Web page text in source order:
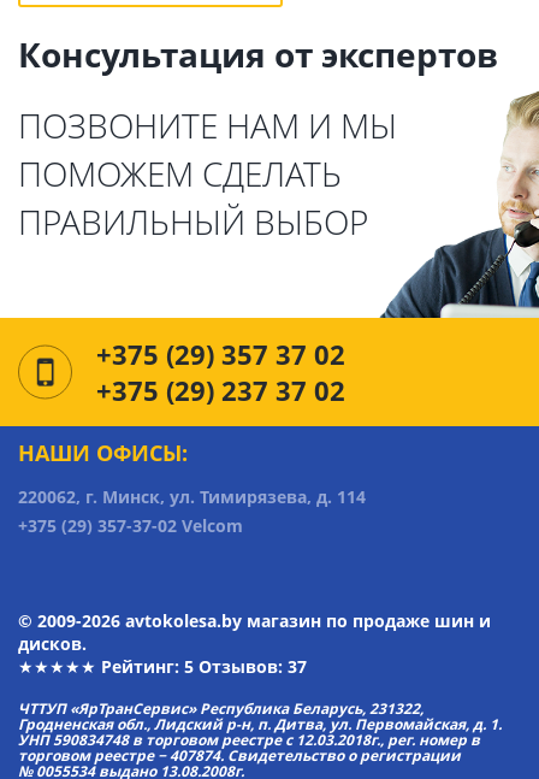
Консультация от экспертов
ПОЗВОНИТЕ НАМ И МЫ
ПОМОЖЕМ СДЕЛАТЬ
ПРАВИЛЬНЫЙ ВЫБОР
+375 (29) 357 37 02
+375 (29) 237 37 02
НАШИ ОФИСЫ:
220062, г. Минск, ул. Тимирязева, д. 114
+375 (29) 357-37-02 Velcom
© 2009-2026 avtokolesa.by магазин по продаже шин и
дисков.
★★★★★ Рейтинг: 5 Отзывов: 37
ЧТТУП «ЯрТранСервис» Республика Беларусь, 231322,
Гродненская обл., Лидский р-н, п. Дитва, ул. Первомайская, д. 1.
УНП 590834748 в торговом реестре с 12.03.2018г., рег. номер в
торговом реестре − 407874. Свидетельство о регистрации
№ 0055534 выдано 13.08.2008г.